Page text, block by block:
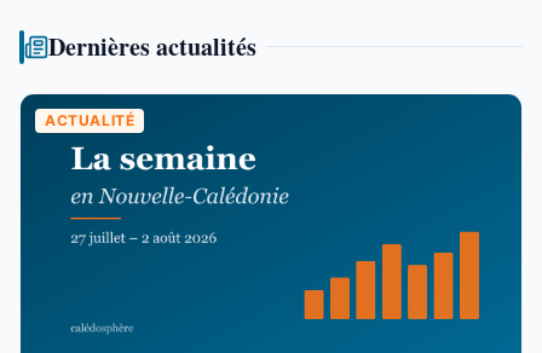
Dernières actualités
ACTUALITÉ